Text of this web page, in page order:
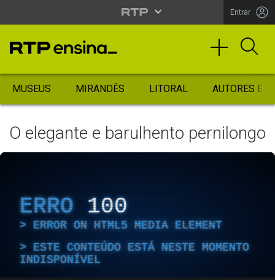
Entrar
MUSEUS MIRANDÊS LITORAL AUTORES
O elegante e barulhento pernilongo
ERRO 100
ERROR ON HTML5 MEDIA ELEMENT
ESTE CONTEÚDO ESTÁ NESTE MOMENTO
INDISPONÍVEL